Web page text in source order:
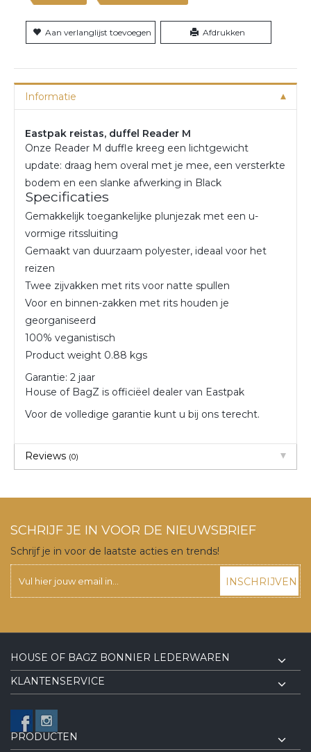
Aan verlanglijst toevoegen Afdrukken
Informatie
Eastpak reistas, duffel Reader M
Onze Reader M duffle kreeg een lichtgewicht
update: draag hem overal met je mee, een versterkte
bodem en een slanke afwerking in Black
Specificaties
Gemakkelijk toegankelijke plunjezak met een u-
vormige ritssluiting
Gemaakt van duurzaam polyester, ideaal voor het
reizen
Twee zijvakken met rits voor natte spullen
Voor en binnen-zakken met rits houden je
georganiseerd
100% veganistisch
Product weight 0.88 kgs
Garantie: 2 jaar
House of BagZ is officiëel dealer van Eastpak
Voor de volledige garantie kunt u bij ons terecht.
Reviews (0)
SCHRIJF JE IN VOOR DE NIEUWSBRIEF
Schrijf je in voor de laatste acties en trends!
INSCHRIJVEN
HOUSE OF BAGZ BONNIER LEDERWAREN
KLANTENSERVICE
PRODUCTEN